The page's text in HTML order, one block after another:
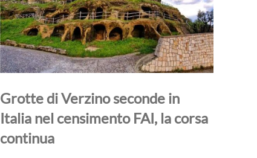
Grotte di Verzino seconde in
Italia nel censimento FAI, la corsa
continua